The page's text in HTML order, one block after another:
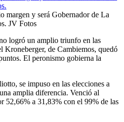
margen y será Gobernador de La
JV Fotos
logró un amplio triunfo en las
Kroneberger, de Cambiemos, quedó
El peronismo gobierna la
se impuso en las elecciones a
amplia diferencia. Venció al
52,66% a 31,83% con el 99% de las